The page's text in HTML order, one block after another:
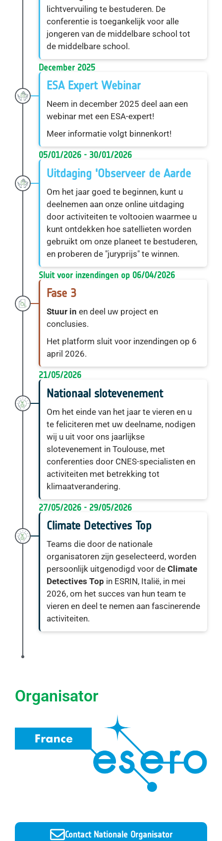
lichtvervuiling te bestuderen. De
conferentie is toegankelijk voor alle
jongeren van de middelbare school tot
de middelbare school.
December 2025
ESA Expert Webinar
Neem in december 2025 deel aan een
webinar met een ESA-expert!
Meer informatie volgt binnenkort!
05/01/2026 - 30/01/2026
Uitdaging 'Observeer de Aarde
Om het jaar goed te beginnen, kunt u
deelnemen aan onze online uitdaging
door activiteiten te voltooien waarmee u
kunt ontdekken hoe satellieten worden
gebruikt om onze planeet te bestuderen,
en proberen de "juryprijs" te winnen.
Sluit voor inzendingen op 06/04/2026
Fase 3
Stuur in en deel uw project en
conclusies.
Het platform sluit voor inzendingen op 6
april 2026.
21/05/2026
Nationaal slotevenement
Om het einde van het jaar te vieren en u
te feliciteren met uw deelname, nodigen
wij u uit voor ons jaarlijkse
slotevenement in Toulouse, met
conferenties door CNES-specialisten en
activiteiten met betrekking tot
klimaatverandering.
27/05/2026 - 29/05/2026
Climate Detectives Top
Teams die door de nationale
organisatoren zijn geselecteerd, worden
persoonlijk uitgenodigd voor de Climate
Detectives Top in ESRIN, Italië, in mei
2026, om het succes van hun team te
vieren en deel te nemen aan fascinerende
activiteiten.
Organisator
Contact Nationale Organisator